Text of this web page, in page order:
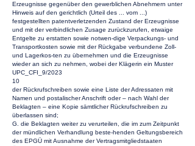
Erzeugnisse gegenüber den gewerblichen Abnehmern unter
Hinweis auf den gerichtlich (Urteil des ... vom ...)
festgestellten patentverletzenden Zustand der Erzeugnisse
und mit der verbindlichen Zusage zurückzurufen, etwaige
Entgelte zu erstatten sowie notwen-dige Verpackungs- und
Transportkosten sowie mit der Rückgabe verbundene Zoll-
und Lagerkos-ten zu übernehmen und die Erzeugnisse
wieder an sich zu nehmen, wobei der Klägerin ein Muster
UPC_CFI_9/2023
10
der Rückrufschreiben sowie eine Liste der Adressaten mit
Namen und postalischer Anschrift oder – nach Wahl der
Beklagten – eine Kopie sämtlicher Rückrufschreiben zu
überlassen sind;
G. die Beklagten weiter zu verurteilen, die im zum Zeitpunkt
der mündlichen Verhandlung beste-henden Geltungsbereich
des EPGÜ mit Ausnahme der Vertragsmitgliedstaaten